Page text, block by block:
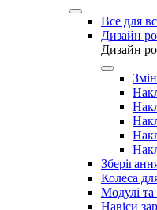
Все для
Дизайн
Дизайн
Колеса
Модулі та
Навіси